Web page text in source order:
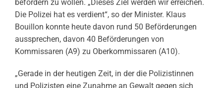
befördern zu wollen. „Dieses Ziel werden wir erreichen.
Die Polizei hat es verdient“, so der Minister. Klaus
Bouillon konnte heute davon rund 50 Beförderungen
aussprechen, davon 40 Beförderungen von
Kommissaren (A9) zu Oberkommissaren (A10).
„Gerade in der heutigen Zeit, in der die Polizistinnen
und Polizisten eine Zunahme an Gewalt gegen sich